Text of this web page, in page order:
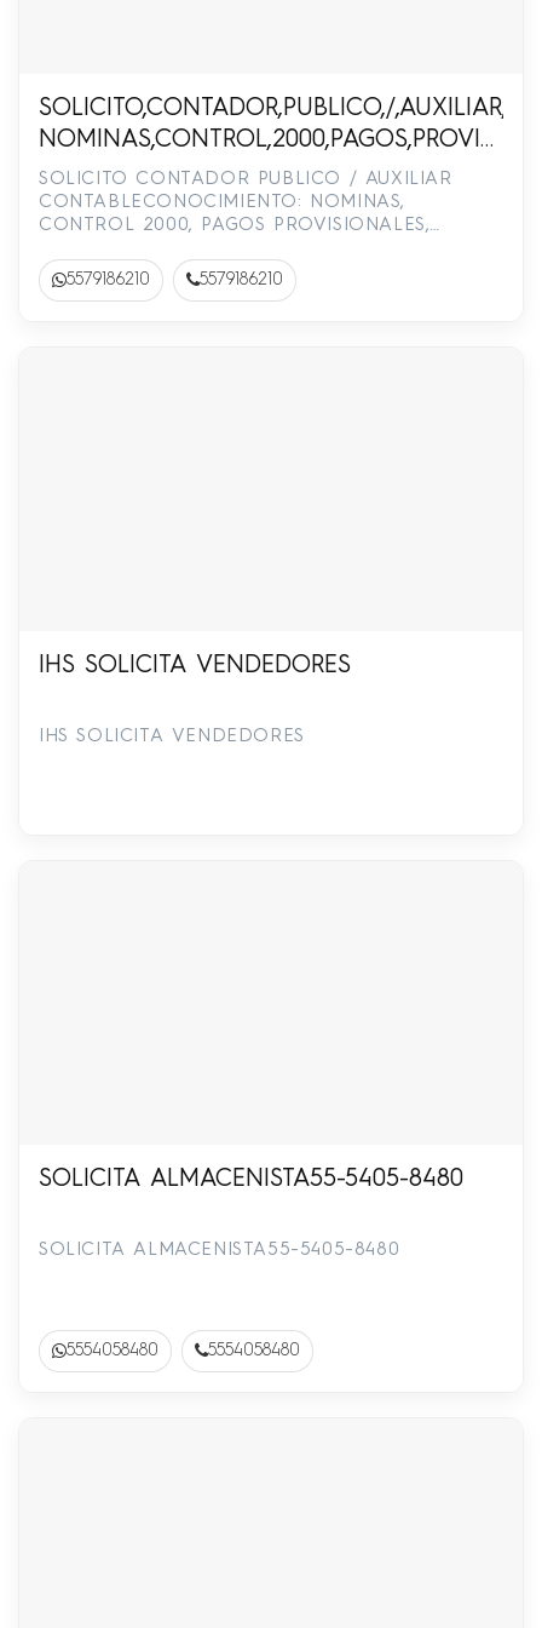
SOLICITO,CONTADOR,PUBLICO,/
7918-6210
SOLICITO CONTADOR PUBLICO / AUXILIAR
CONTABLECONOCIMIENTO: NOMINAS,
CONTROL 2000, PAGOS PROVISIONALES,
MAXIMA: 55 AÑOSMAN…
5579186210 5579186210
IHS SOLICITA VENDEDORES
IHS SOLICITA VENDEDORES
SOLICITA ALMACENISTA55-5405-8480
SOLICITA ALMACENISTA55-5405-8480
5554058480 5554058480